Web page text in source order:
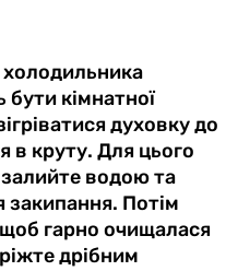
холодильника
кімнатної
духовку до
в круту. Для цього
залийте водою та
закипання. Потім
гарно очищалася
дрібним